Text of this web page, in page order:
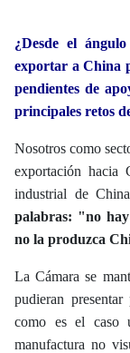
¿Desde el
exportar a China
pendientes de
principales retos
Nosotros como
exportación
industrial de
palabras: "no
no la produzca
La Cámara se
pudieran
como es el caso
manufactura no